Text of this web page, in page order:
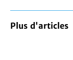
Plus d'articles